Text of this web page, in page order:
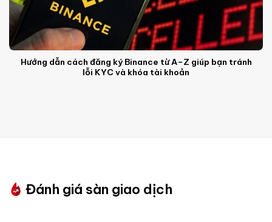
Hướng dẫn cách đăng ký Binance từ A–Z giúp bạn tránh
lỗi KYC và khóa tài khoản
Đánh giá sàn giao dịch